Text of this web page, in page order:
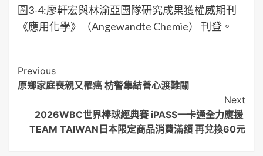
圖3-4:廖軒宏與林渝亞團隊研究成果獲權威期刊
《應用化學》（Angewandte Chemie） 刊登。
Post
Navigation
Previous
原鄉家庭喪親又罹癌 枋警集結善心渡難關
Next
2026WBC世界棒球經典賽 iPASS一卡通全力應援
TEAM TAIWAN日本限定商品消費滿額 再兌換60元